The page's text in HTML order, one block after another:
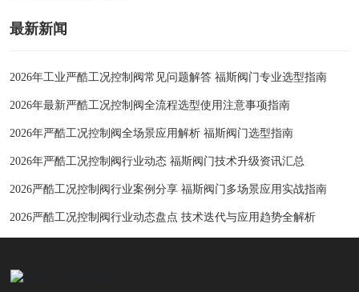
最新新闻
2026年工业严酷工况控制阀常见问题解答 福斯阀门专业选型指南
2026年最新严酷工况控制阀全流程选型使用注意事项指南
2026年严酷工况控制阀全场景应用解析 福斯阀门选型指南
2026年严酷工况控制阀行业动态 福斯阀门技术升级资讯汇总
2026严酷工况控制阀行业案例分享 福斯阀门多场景应用实战指南
2026严酷工况控制阀行业动态盘点 技术迭代与应用趋势全解析